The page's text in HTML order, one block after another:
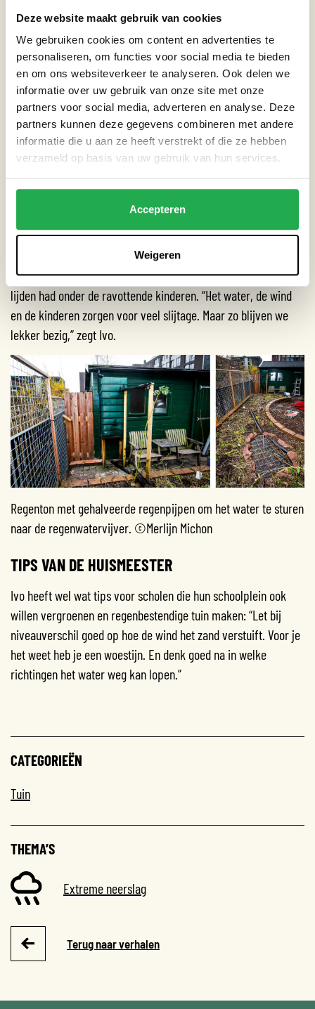
Deze website maakt gebruik van cookies
We gebruiken cookies om content en advertenties te
personaliseren, om functies voor social media te bieden
en om ons websiteverkeer te analyseren. Ook delen we
informatie over uw gebruik van onze site met onze
partners voor social media, adverteren en analyse. Deze
partners kunnen deze gegevens combineren met andere
informatie die u aan ze heeft verstrekt of die ze hebben
verzameld op basis van uw gebruik van hun services.
Accepteren
Weigeren
verhoogde moestuinbakken en hokken voor de konijnen, een
kip en twee varkens. Ernaast, op de voormalige
fietsparkeerplaats maakten 250 vierkante meter tegels plaats
voor een speelterrein met wilgentunnels en een
regenwatervijver. Tegen een schuurtje aan staat een grote
regenwaterton. Het water kan van hieruit richting vijver
stromen. De kinderen gebruiken gehalveerde regenpijpen om
het water te sturen. “Helaas werkt het
nog niet optimaal omdat de pvc-buizen te licht zijn. Ze blijven
niet goed op hun plek liggen,” zegt Ivo. “We hebben eigenlijk
wat zwaardere buizen nodig.”
En zo blijft het schoolplein in ontwikkeling. Op het moment van
bezoek wordt ook de wilgentunnel hersteld, omdat die nogal te
lijden had onder de ravottende kinderen. “Het water, de wind
en de kinderen zorgen voor veel slijtage. Maar zo blijven we
lekker bezig,” zegt Ivo.
Regenton met gehalveerde regenpijpen om het water te sturen
naar de regenwatervijver. ©Merlijn Michon
TIPS VAN DE HUISMEESTER
Ivo heeft wel wat tips voor scholen die hun schoolplein ook
willen vergroenen en regenbestendige tuin maken: “Let bij
niveauverschil goed op hoe de wind het zand verstuift. Voor je
het weet heb je een woestijn. En denk goed na in welke
richtingen het water weg kan lopen.”
CATEGORIEËN
Tuin
THEMA’S
Extreme neerslag
Terug naar verhalen